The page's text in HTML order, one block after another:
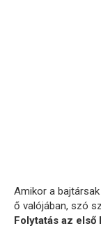
Amikor a
ő valójában, szó
Folytatás az első